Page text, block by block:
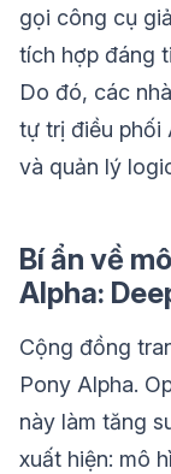
gọi công cụ
tích hợp đáng
Do đó, các
tự trị điều phối
và quản lý
Bí ẩn về
Alpha:
Cộng đồng
Pony Alpha.
này làm tăng
xuất hiện: mô